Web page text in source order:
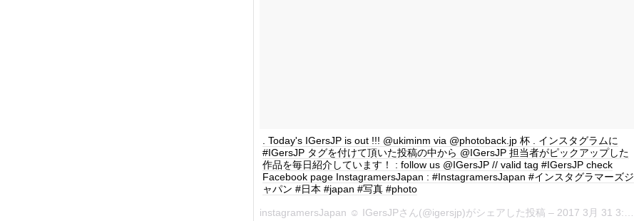
. Today's IGersJP is out !!! @ukiminm via @photoback.jp 杯 . インスタグラムに
#IGersJP タグを付けて頂いた投稿の中から @IGersJP 担当者がピックアップした
作品を毎日紹介しています！ : follow us @IGersJP // valid tag #IGersJP check
Facebook page InstagramersJapan : #InstagramersJapan #インスタグラマーズジ
ャパン #日本 #japan #写真 #photo
instagramersJapan ☺︎ IGersJPさん(@igersjp)がシェアした投稿 – 2017 3月 31 3:08午前 PDT